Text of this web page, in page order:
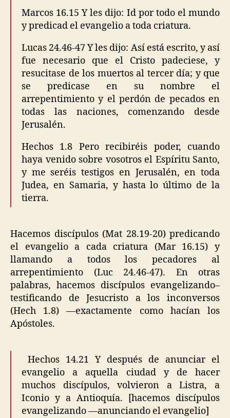
Marcos 16.15 Y les dijo: Id por todo el mundo
y predicad el evangelio a toda criatura.
Lucas 24.46-47 Y les dijo: Así está escrito, y así
fue necesario que el Cristo padeciese, y
resucitase de los muertos al tercer día; y que
se predicase en su nombre el
arrepentimiento y el perdón de pecados en
todas las naciones, comenzando desde
Jerusalén.
Hechos 1.8 Pero recibiréis poder, cuando
haya venido sobre vosotros el Espíritu Santo,
y me seréis testigos en Jerusalén, en toda
Judea, en Samaria, y hasta lo último de la
tierra.
Hacemos discípulos (Mat 28.19-20) predicando
el evangelio a cada criatura (Mar 16.15) y
llamando a todos los pecadores al
arrepentimiento (Luc 24.46-47). En otras
palabras, hacemos discípulos evangelizando–
testificando de Jesucristo a los inconversos
(Hech 1.8) —exactamente como hacían los
Apóstoles.
Hechos 14.21 Y después de anunciar el
evangelio a aquella ciudad y de hacer
muchos discípulos, volvieron a Listra, a
Iconio y a Antioquía. [hacemos discípulos
evangelizando —anunciando el evangelio]